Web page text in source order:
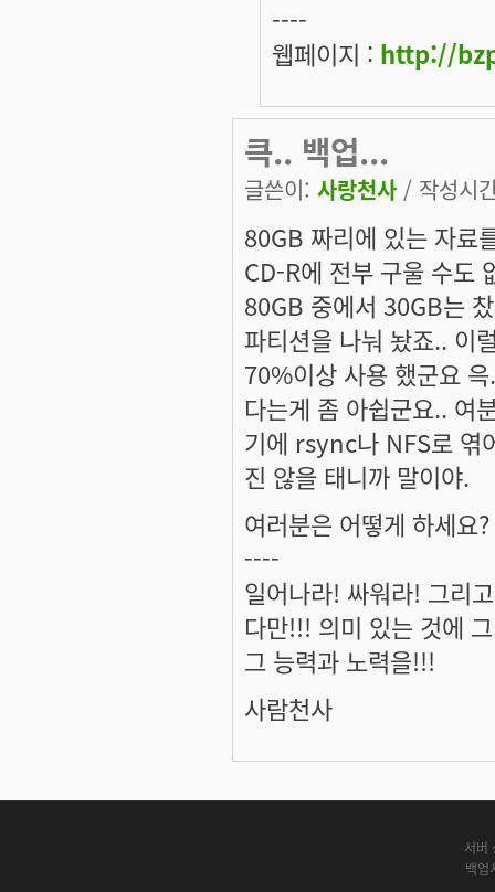
----
웹페이지 : http://
큭.. 백업...
글쓴이: 사랑천사 / 작성시
80GB 짜리에 있는 자료
CD-R에 전부 구울 수도
80GB 중에서 30GB는
파티션을 나눠 놨죠.. 이
70%이상 사용 했군요
다는게 좀 아쉽군요.. 여
기에 rsync나 NFS로 엮
진 않을 태니까 말이야.
여러분은 어떻게 하세요
----
일어나라! 싸워라! 그리
다만!!! 의미 있는 것에
그 능력과 노력을!!!
사람천사
서버
백업